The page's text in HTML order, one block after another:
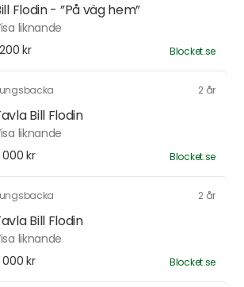
Flodin - ”På väg hem”
liknande
kr
Blocket.se
2 år
Bill Flodin
liknande
000 kr
Blocket.se
2 år
Bill Flodin
liknande
000 kr
Blocket.se